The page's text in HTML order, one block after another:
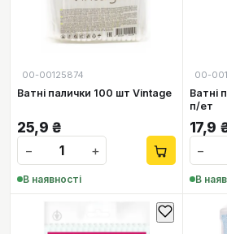
00-00125874
Ватні палички 100 шт Vintage
25,9 ₴
−
+
В наявності
00-
Ватні
п/ет
17,9
−
В